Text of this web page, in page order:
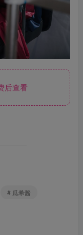
后查看
# 瓜希酱